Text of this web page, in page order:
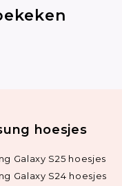
hoesjes
Galaxy S25 hoesjes
Galaxy S24 hoesjes